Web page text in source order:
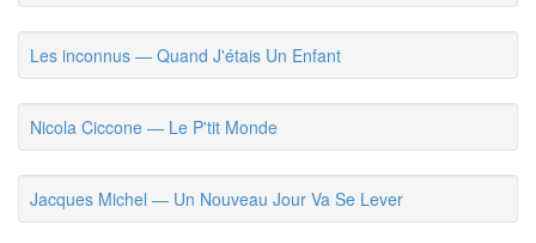
Les inconnus — Quand J'étais Un Enfant
Nicola Ciccone — Le P'tit Monde
Jacques Michel — Un Nouveau Jour Va Se Lever